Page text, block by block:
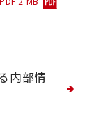
内部情